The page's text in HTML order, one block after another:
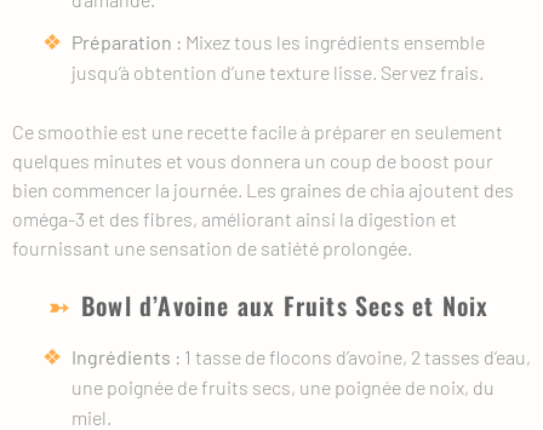
Préparation : Mixez tous les ingrédients ensemble
jusqu’à obtention d’une texture lisse. Servez frais.
Ce smoothie est une recette facile à préparer en seulement
quelques minutes et vous donnera un coup de boost pour
bien commencer la journée. Les graines de chia ajoutent des
oméga-3 et des fibres, améliorant ainsi la digestion et
fournissant une sensation de satiété prolongée.
Bowl d’Avoine aux Fruits Secs et Noix
Ingrédients : 1 tasse de flocons d’avoine, 2 tasses d’eau,
une poignée de fruits secs, une poignée de noix, du
miel.